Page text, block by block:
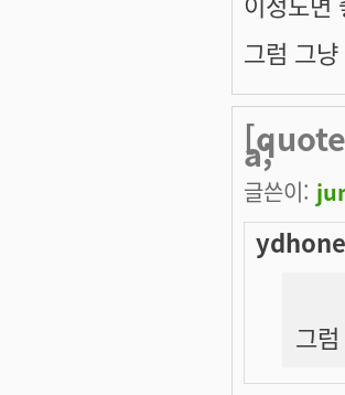
그럼 그
a;
글쓴이:
그